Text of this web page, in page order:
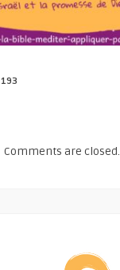
193
Comments are closed.